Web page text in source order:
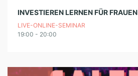
INVESTIEREN LERNEN FÜR FRAUEN
LIVE-ONLINE-SEMINAR
19:00 - 20:00